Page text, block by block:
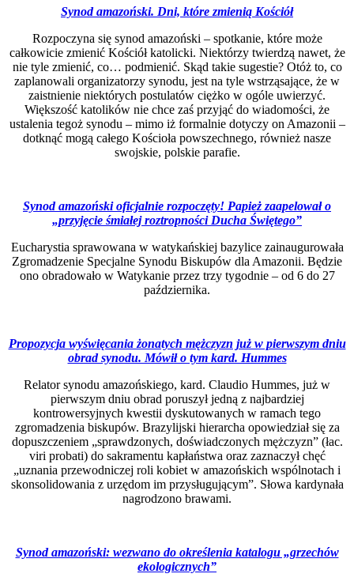
Synod amazoński. Dni, które zmienią Kościół
Rozpoczyna się synod amazoński – spotkanie, które może
całkowicie zmienić Kościół katolicki. Niektórzy twierdzą nawet, że
nie tyle zmienić, co… podmienić. Skąd takie sugestie? Otóż to, co
zaplanowali organizatorzy synodu, jest na tyle wstrząsające, że w
zaistnienie niektórych postulatów ciężko w ogóle uwierzyć.
Większość katolików nie chce zaś przyjąć do wiadomości, że
ustalenia tegoż synodu – mimo iż formalnie dotyczy on Amazonii –
dotknąć mogą całego Kościoła powszechnego, również nasze
swojskie, polskie parafie.
Synod amazoński oficjalnie rozpoczęty! Papież zaapelował o
„przyjęcie śmiałej roztropności Ducha Świętego”
Eucharystia sprawowana w watykańskiej bazylice zainaugurowała
Zgromadzenie Specjalne Synodu Biskupów dla Amazonii. Będzie
ono obradowało w Watykanie przez trzy tygodnie – od 6 do 27
października.
Propozycja wyświęcania żonatych mężczyzn już w pierwszym dniu
obrad synodu. Mówił o tym kard. Hummes
Relator synodu amazońskiego, kard. Claudio Hummes, już w
pierwszym dniu obrad poruszył jedną z najbardziej
kontrowersyjnych kwestii dyskutowanych w ramach tego
zgromadzenia biskupów. Brazylijski hierarcha opowiedział się za
dopuszczeniem „sprawdzonych, doświadczonych mężczyzn” (łac.
viri probati) do sakramentu kapłaństwa oraz zaznaczył chęć
„uznania przewodniczej roli kobiet w amazońskich wspólnotach i
skonsolidowania z urzędom im przysługującym”. Słowa kardynała
nagrodzono brawami.
Synod amazoński: wezwano do określenia katalogu „grzechów
ekologicznych”